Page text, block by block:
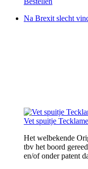
Na Brexit slecht
Vet spuitje
Het welbekende
tbv het boord
en/of onder patent